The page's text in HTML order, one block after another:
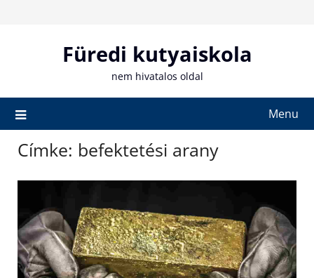
Füredi kutyaiskola
nem hivatalos oldal
Menu
Címke: befektetési arany